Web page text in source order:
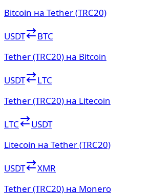
Bitcoin на Tether (TRC20)
USDT
BTC
Tether (TRC20) на Bitcoin
USDT
LTC
Tether (TRC20) на Litecoin
LTC
USDT
Litecoin на Tether (TRC20)
USDT
XMR
Tether (TRC20) на Monero